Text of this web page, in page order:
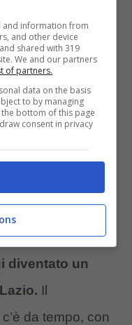
sua
Lazio
. Il nome in questo
ex Lille
al Milan nel
per
vicino
alMilan, ma
diventato un
Il
da tempo, con
and information from
and other device
shared with 319
We and our partners
of partners.
data on the basis
to by managing
bottom of this page
consent in privacy